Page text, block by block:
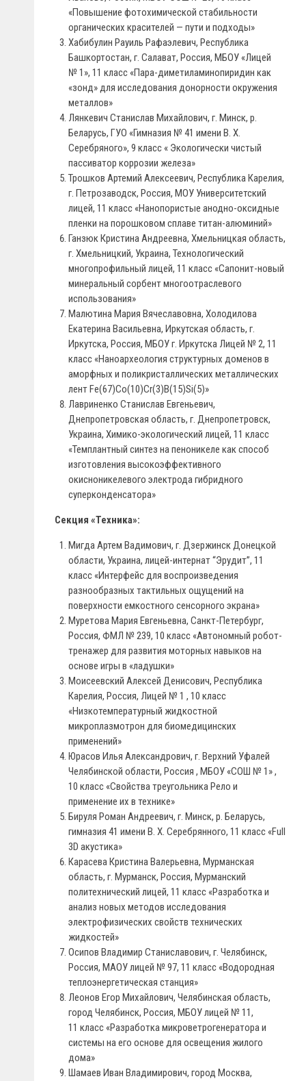
«Повышение фотохимической стабильности
органических красителей — пути и подходы»
Хабибулин Рауиль Рафаэлевич, Республика
Башкортостан, г. Салават, Россия, МБОУ «Лицей
№ 1», 11 класс «Пара-диметиламинопиридин как
«зонд» для исследования донорности окружения
металлов»
Лянкевич Станислав Михайлович, г. Минск, р.
Беларусь, ГУО «Гимназия № 41 имени В. Х.
Серебряного», 9 класс « Экологически чистый
пассиватор коррозии железа»
Трошков Артемий Алексеевич, Республика Карелия,
г. Петрозаводск, Россия, МОУ Университетский
лицей, 11 класс «Нанопористые анодно-оксидные
пленки на порошковом сплаве титан-алюминий»
Ганзюк Кристина Андреевна, Хмельницкая область,
г. Хмельницкий, Украина, Технологический
многопрофильный лицей, 11 класс «Сапонит-новый
минеральный сорбент многоотраслевого
использования»
Малютина Мария Вячеславовна, Холодилова
Екатерина Васильевна, Иркутская область, г.
Иркутска, Россия, МБОУ г. Иркутска Лицей № 2, 11
класс «Наноархеология структурных доменов в
аморфных и поликристаллических металлических
лент Fe(67)Co(10)Cr(3)B(15)Si(5)»
Лавриненко Станислав Евгеньевич,
Днепропетровская область, г. Днепропетровск,
Украина, Химико-экологический лицей, 11 класс
«Темплантный синтез на пеноникеле как способ
изготовления высокоэффективного
окисноникелевого электрода гибридного
суперконденсатора»
Секция «Техника»:
Мигда Артем Вадимович, г. Дзержинск Донецкой
области, Украина, лицей-интернат “Эрудит”, 11
класс «Интерфейс для воспроизведения
разнообразных тактильных ощущений на
поверхности емкостного сенсорного экрана»
Муретова Мария Евгеньевна, Санкт-Петербург,
Россия, ФМЛ № 239, 10 класс «Автономный робот-
тренажер для развития моторных навыков на
основе игры в «ладушки»
Моисеевский Алексей Денисович, Республика
Карелия, Россия, Лицей № 1 , 10 класс
«Низкотемпературный жидкостной
микроплазмотрон для биомедицинских
применений»
Юрасов Илья Александрович, г. Верхний Уфалей
Челябинской области, Россия , МБОУ «СОШ № 1» ,
10 класс «Свойства треугольника Рело и
применение их в технике»
Бируля Роман Андреевич, г. Минск, р. Беларусь,
гимназия 41 имени В. Х. Серебрянного, 11 класс «Full
3D акустика»
Карасева Кристина Валерьевна, Мурманская
область, г. Мурманск, Россия, Мурманский
политехнический лицей, 11 класс «Разработка и
анализ новых методов исследования
электрофизических свойств технических
жидкостей»
Осипов Владимир Станиславович, г. Челябинск,
Россия, МАОУ лицей № 97, 11 класс «Водородная
теплоэнергетическая станция»
Леонов Егор Михайлович, Челябинская область,
город Челябинск, Россия, МБОУ лицей № 11,
11 класс «Разработка микроветрогенератора и
системы на его основе для освещения жилого
дома»
Шамаев Иван Владимирович, город Москва,